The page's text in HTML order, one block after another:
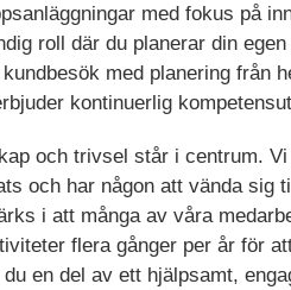
med fokus på
roll där du planerar din
med planering från
kontinuerlig
och trivsel står i centrum.
och har någon att vända sig
i att många av våra
flera gånger per år för
en del av ett hjälpsamt,